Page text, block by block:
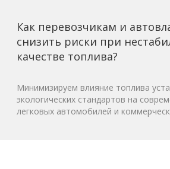
Как перевозчикам и
снизить риски при
качестве топлива?
Минимизируем влияние топлива
экологических стандартов на
легковых автомобилей и